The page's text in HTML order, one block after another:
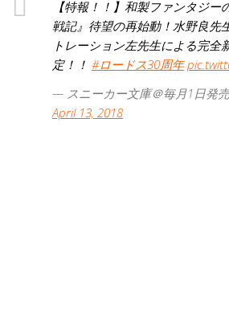
【特報！！】和製ファンタジ
戦記』待望の再始動！水野良先
トレーション左先生による完全
定！！ #ロードス30周年
— スニーカー文庫＠毎月1日発売
April 13, 2018